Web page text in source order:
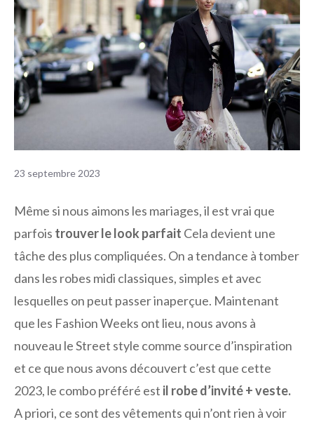
23 septembre 2023
Même si nous aimons les mariages, il est vrai que
parfois trouver le look parfait Cela devient une
tâche des plus compliquées. On a tendance à tomber
dans les robes midi classiques, simples et avec
lesquelles on peut passer inaperçue. Maintenant
que les Fashion Weeks ont lieu, nous avons à
nouveau le Street style comme source d’inspiration
et ce que nous avons découvert c’est que cette
2023, le combo préféré est il robe d’invité+ veste.
A priori, ce sont des vêtements qui n’ont rien à voir